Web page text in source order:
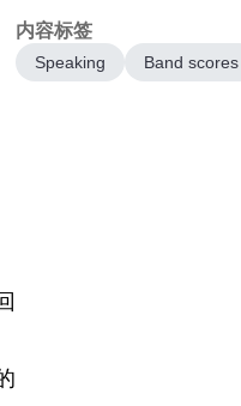
内容标签
Speaking Band scores